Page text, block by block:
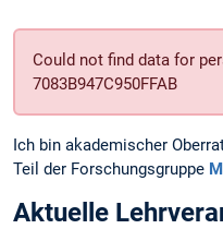
Could not find data for
7083B947C950FFAB
Ich bin akademischer
Teil der Forschungsgruppe
Aktuelle